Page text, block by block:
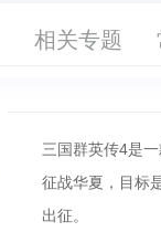
相关专题
三国群英传4是
征战华夏，目标
出征。